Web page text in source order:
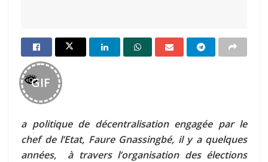
GIF
a politique de décentralisation engagée par le
chef de l’Etat, Faure Gnassingbé, il y a quelques
années, à travers l’organisation des élections